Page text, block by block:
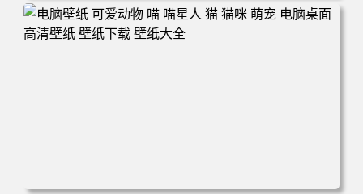
电脑壁纸 动漫 冬季 公交车 朱迪狐尼克 4K 电脑壁纸 3840x2
160 电脑桌面 高清壁纸 壁纸下载 壁纸大全